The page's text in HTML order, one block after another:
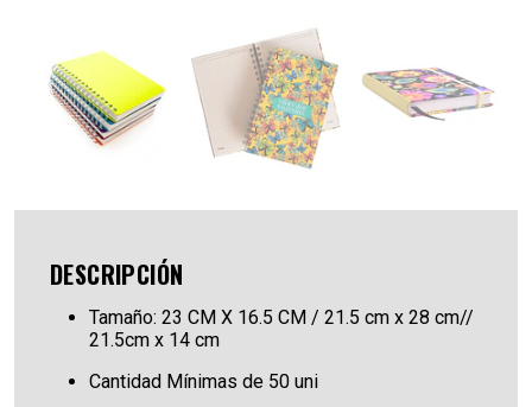
DESCRIPCIÓN
Tamaño: 23 CM X 16.5 CM / 21.5 cm x 28 cm//
21.5cm x 14 cm
Cantidad Mínimas de 50 uni